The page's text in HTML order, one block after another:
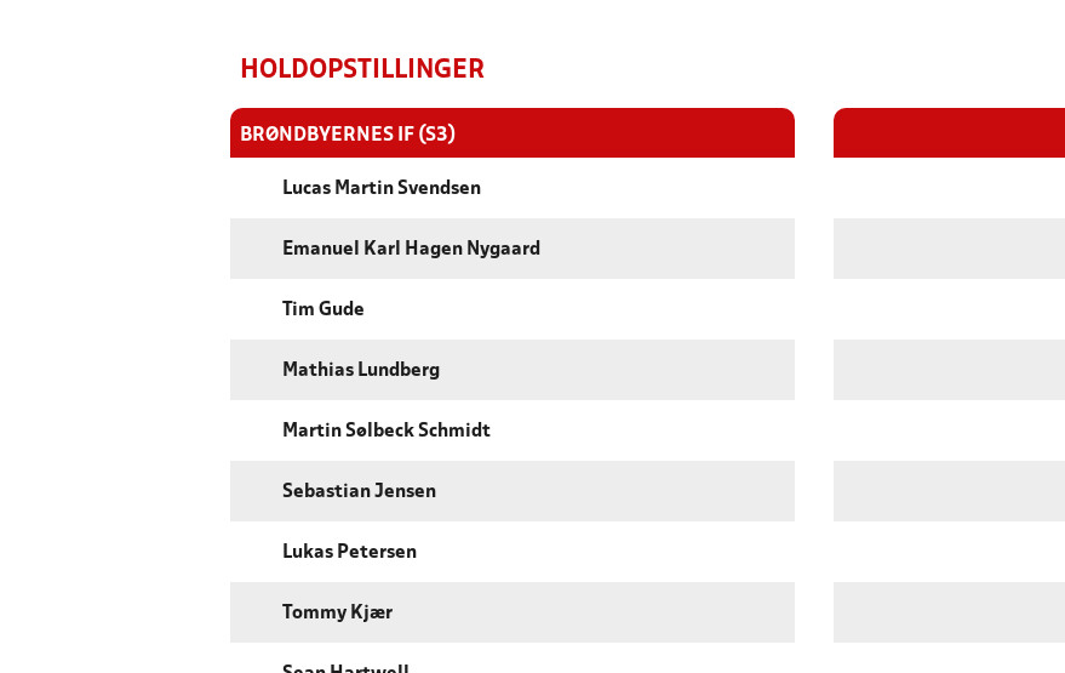
HOLDOPSTILLINGER
BRØNDBYERNES IF (S3)
Lucas Martin Svendsen
Emanuel Karl Hagen Nygaard
Tim Gude
Mathias Lundberg
Martin Sølbeck Schmidt
Sebastian Jensen
Lukas Petersen
Tommy Kjær